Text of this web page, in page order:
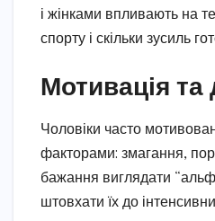
і жінками впливають на
спорту і скільки зусиль
Мотивація та
Чоловіки часто
факторами: змагання,
бажання виглядати
штовхати їх до